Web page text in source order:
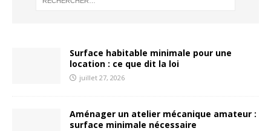
Surface habitable minimale pour une
location : ce que dit la loi
juillet 27, 2026
Aménager un atelier mécanique amateur :
surface minimale nécessaire